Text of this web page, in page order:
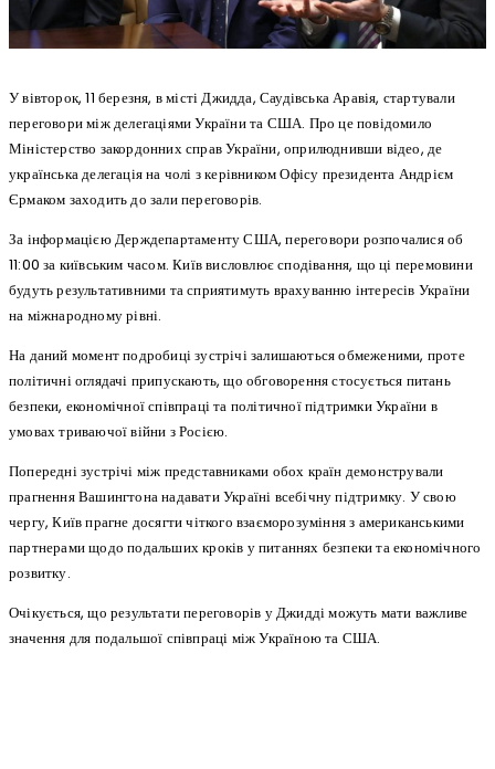
У вівторок, 11 березня, в місті Джидда, Саудівська Аравія, стартували
переговори між делегаціями України та США. Про це повідомило
Міністерство закордонних справ України, оприлюднивши відео, де
українська делегація на чолі з керівником Офісу президента Андрієм
Єрмаком заходить до зали переговорів.
За інформацією Держдепартаменту США, переговори розпочалися об
11:00 за київським часом. Київ висловлює сподівання, що ці перемовини
будуть результативними та сприятимуть врахуванню інтересів України
на міжнародному рівні.
На даний момент подробиці зустрічі залишаються обмеженими, проте
політичні оглядачі припускають, що обговорення стосується питань
безпеки, економічної співпраці та політичної підтримки України в
умовах триваючої війни з Росією.
Попередні зустрічі між представниками обох країн демонстрували
прагнення Вашингтона надавати Україні всебічну підтримку. У свою
чергу, Київ прагне досягти чіткого взаєморозуміння з американськими
партнерами щодо подальших кроків у питаннях безпеки та економічного
розвитку.
Очікується, що результати переговорів у Джидді можуть мати важливе
значення для подальшої співпраці між Україною та США.